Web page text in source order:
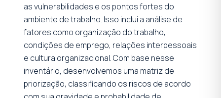
as vulnerabilidades e os pontos fortes do
ambiente de trabalho. Isso inclui a análise de
fatores como organização do trabalho,
condições de emprego, relações interpessoais
e cultura organizacional. Com base nesse
inventário, desenvolvemos uma matriz de
priorização, classificando os riscos de acordo